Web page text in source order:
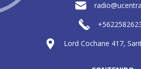
Lord Cochane 417,